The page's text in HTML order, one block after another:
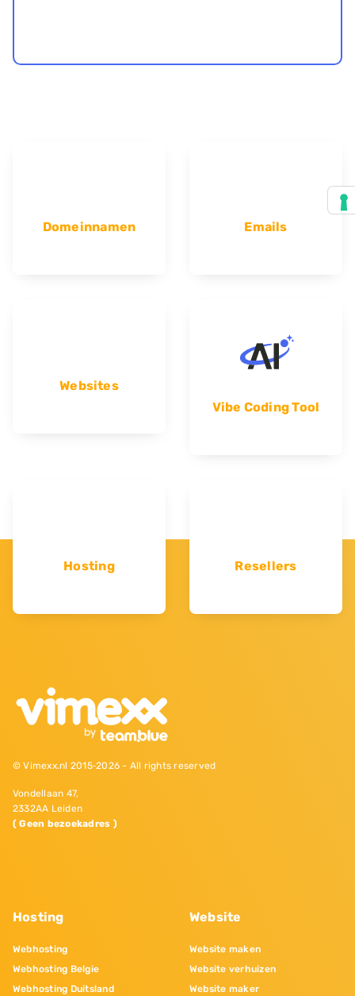
Domeinnamen Emails
Websites
Vibe Coding Tool
Hosting Resellers
© Vimexx.nl 2015‐2026 - All rights reserved
Vondellaan 47,
2332AA Leiden
( Geen bezoekadres )
Hosting
Webhosting
Webhosting Belgie
Webhosting Duitsland
Website
Website maken
Website verhuizen
Website maker